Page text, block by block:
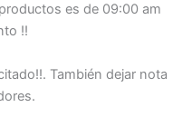
es de 09:00 am
!!
También dejar nota